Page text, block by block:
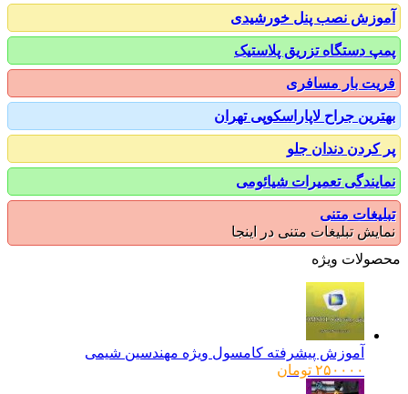
نصب پنل خورشیدی
دستگاه تزریق پلاستیک
بار مسافری
جراح لاپاراسکوپی تهران
دندان جلو
تعمیرات شیائومی
متنی
تبلیغات متنی در اینجا
ویژه
آموزش پیشرفته کامسول ویژه مهندسین شیمی
۲۵۰۰۰۰ تومان